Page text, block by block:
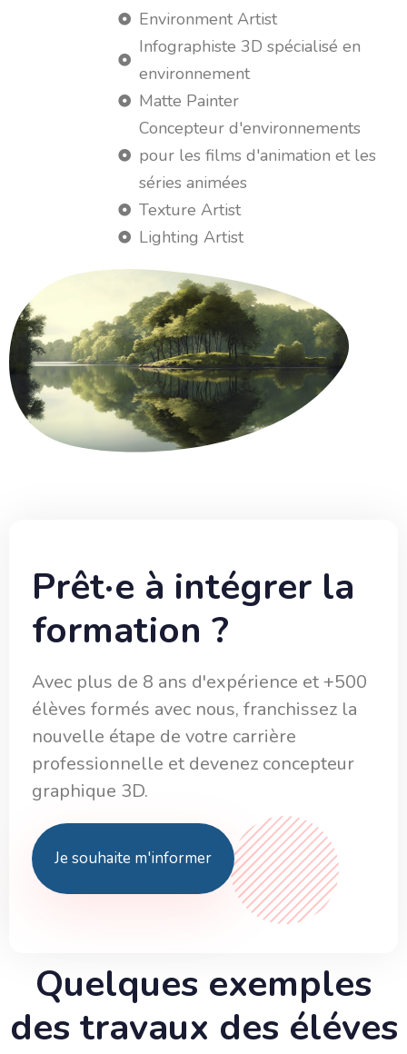
Environment Artist
Infographiste 3D spécialisé en
environnement
Matte Painter
Concepteur d'environnements
pour les films d'animation et les
séries animées
Texture Artist
Lighting Artist
Prêt·e à intégrer la
formation ?
Avec plus de 8 ans d'expérience et +500
élèves formés avec nous, franchissez la
nouvelle étape de votre carrière
professionnelle et devenez concepteur
graphique 3D.
Je souhaite m'informer
Quelques exemples
des travaux des éléves